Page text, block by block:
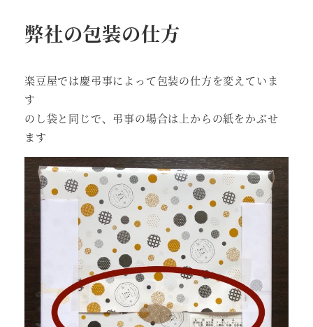
弊社の包装の仕方
楽豆屋では慶弔事によって包装の仕方を変えていま
す
のし袋と同じで、弔事の場合は上からの紙をかぶせ
ます